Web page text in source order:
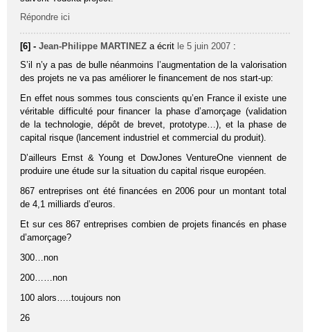
Répondre ici
[6] -Jean-Philippe MARTINEZ a écrit le 5 juin 2007 :
S’il n’y a pas de bulle néanmoins l’augmentation de la valorisation
des projets ne va pas améliorer le financement de nos start-up:
En effet nous sommes tous conscients qu’en France il existe une
véritable difficulté pour financer la phase d’amorçage (validation
de la technologie, dépôt de brevet, prototype…), et la phase de
capital risque (lancement industriel et commercial du produit).
D’ailleurs Ernst & Young et DowJones VentureOne viennent de
produire une étude sur la situation du capital risque européen.
867 entreprises ont été financées en 2006 pour un montant total
de 4,1 milliards d’euros.
Et sur ces 867 entreprises combien de projets financés en phase
d’amorçage?
300…non
200……non
100 alors…..toujours non
26